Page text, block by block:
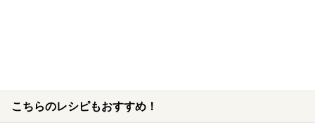
こちらのレシピもおすすめ！